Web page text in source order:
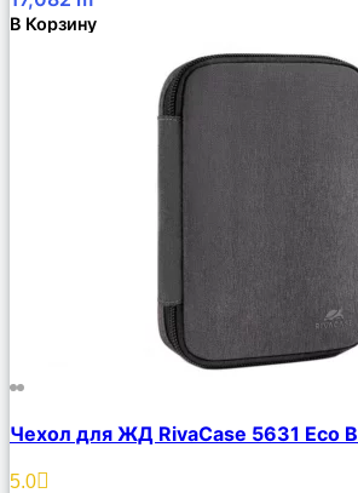
В Корзину
Описание
Избранное
Чехол для ЖД RivaCase 5631 Eco
5.0